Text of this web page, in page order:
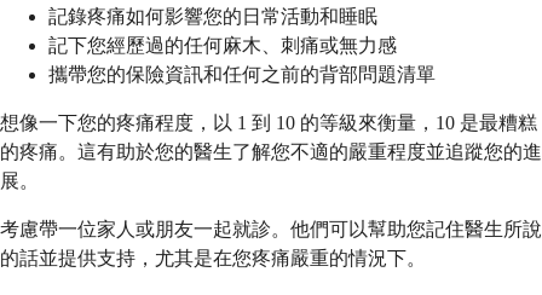
記錄疼痛如何影響您的日常活動和睡眠
記下您經歷過的任何麻木、刺痛或無力感
攜帶您的保險資訊和任何之前的背部問題清單
想像一下您的疼痛程度，以 1 到 10 的等級來衡量，10 是最糟糕
的疼痛。這有助於您的醫生了解您不適的嚴重程度並追蹤您的進
展。
考慮帶一位家人或朋友一起就診。他們可以幫助您記住醫生所說
的話並提供支持，尤其是在您疼痛嚴重的情況下。